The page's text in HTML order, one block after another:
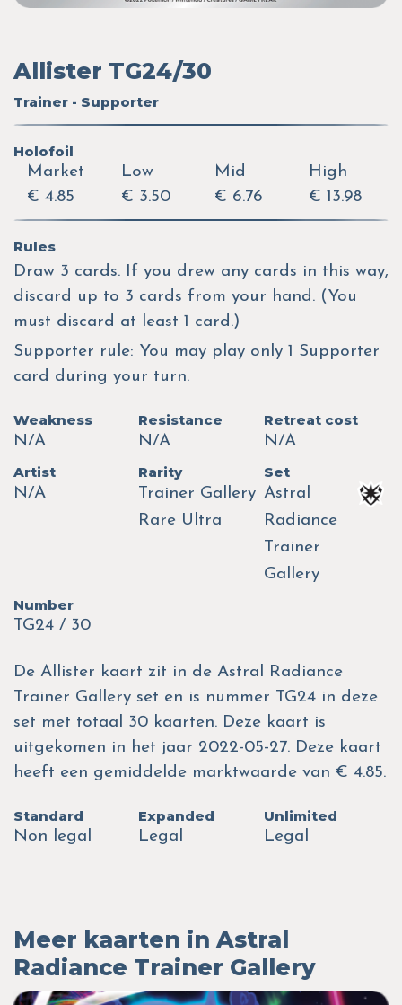
Allister TG24/30
Trainer - Supporter
Holofoil
Market
€ 4.85
Low
€ 3.50
Mid
€ 6.76
High
€ 13.98
Rules
Draw 3 cards. If you drew any cards in this way,
discard up to 3 cards from your hand. (You
must discard at least 1 card.)
Supporter rule: You may play only 1 Supporter
card during your turn.
Weakness
N/A
Resistance
N/A
Retreat cost
N/A
Artist
N/A
Rarity
Trainer Gallery
Rare Ultra
Set
Astral
Radiance
Trainer
Gallery
Number
TG24 / 30
De Allister kaart zit in de Astral Radiance
Trainer Gallery set en is nummer TG24 in deze
set met totaal 30 kaarten. Deze kaart is
uitgekomen in het jaar 2022-05-27. Deze kaart
heeft een gemiddelde marktwaarde van € 4.85.
Standard
Non legal
Expanded
Legal
Unlimited
Legal
Meer kaarten in Astral
Radiance Trainer Gallery